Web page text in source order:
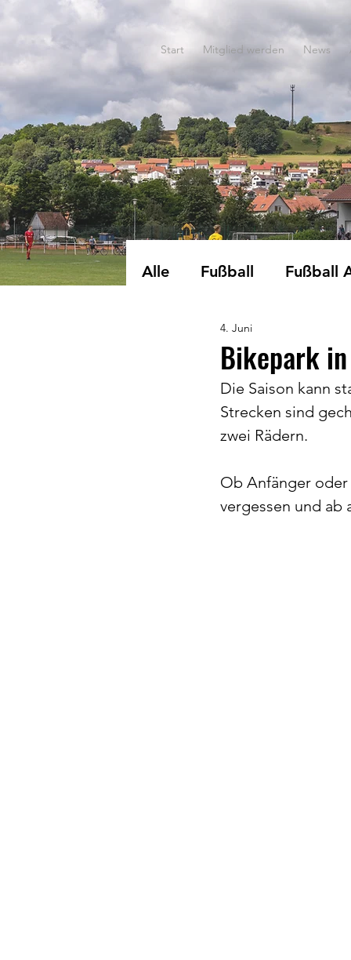
Start Mitglied werden News
Alle Fußball Fußball
EWG-Turnen
Radsport Tennis
Bikepark
4. Juni
Die Saison kann
Strecken sind
zwei Rädern.
Ob Anfänger
vergessen und ab